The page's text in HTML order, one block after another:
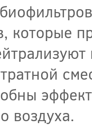
которые
воздуха.